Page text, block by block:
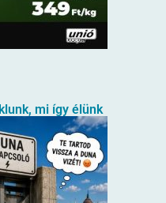
mi így élünk